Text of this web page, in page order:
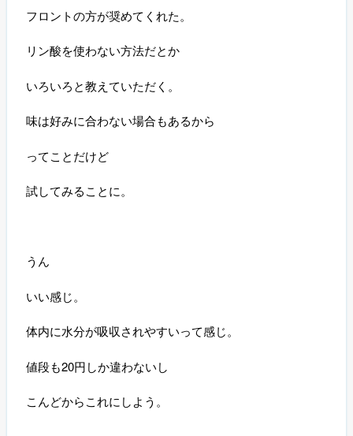
フロントの方が奨めてくれた。
リン酸を使わない方法だとか
いろいろと教えていただく。
味は好みに合わない場合もあるから
ってことだけど
試してみることに。
うん
いい感じ。
体内に水分が吸収されやすいって感じ。
値段も20円しか違わないし
こんどからこれにしよう。